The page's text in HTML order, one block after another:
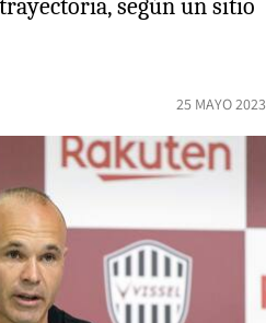
según un sitio
25 MAYO 2023